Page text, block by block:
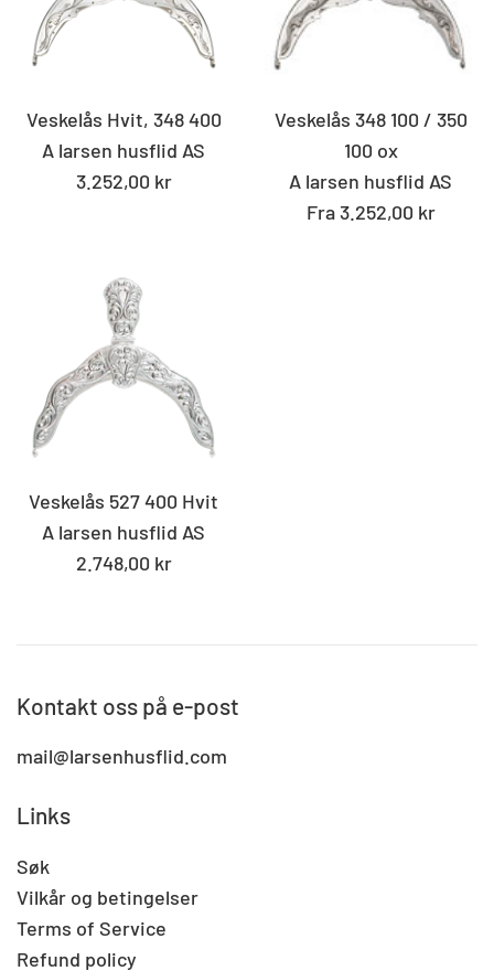
Veskelås Hvit, 348 400
A larsen husflid AS
Standard
3.252,00 kr
Veskelås 348 100 / 350
100 ox
A larsen husflid AS
Fra 3.252,00 kr
Veskelås 527 400 Hvit
A larsen husflid AS
Standard
2.748,00 kr
Kontakt oss på e-post
mail@larsenhusflid.com
Links
Søk
Vilkår og betingelser
Terms of Service
Refund policy